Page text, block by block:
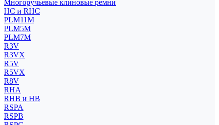
Многоручьевые клиновые ремни
HC и RHC
PLM11M
PLM5M
PLM7M
R3V
R3VX
R5V
R5VX
R8V
RHA
RHB и HB
RSPA
RSPB